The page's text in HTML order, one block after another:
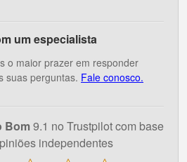
um especialista
o maior prazer em responder
suas perguntas. Fale conosco.
Bom9.1 no Trustpilot com base
independentes